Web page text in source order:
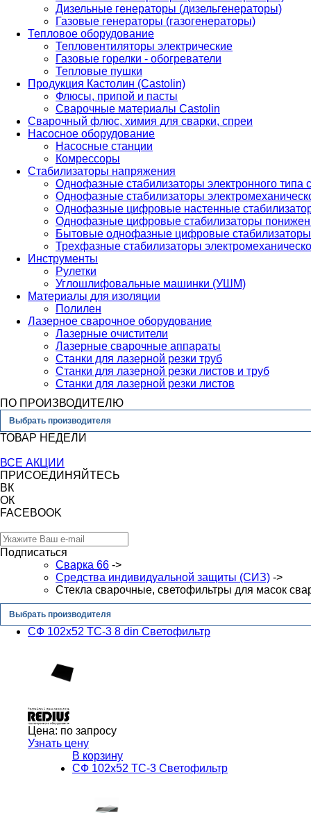
Дизельные генераторы (дизельгенераторы)
Газовые генераторы (газогенераторы)
Тепловое оборудование
Тепловентиляторы электрические
Газовые горелки - обогреватели
Тепловые пушки
Продукция Кастолин (Castolin)
Флюсы, припой и пасты
Сварочные материалы Castolin
Сварочный флюс, химия для сварки, спреи
Насосное оборудование
Насосные станции
Комрессоры
Стабилизаторы напряжения
Однофазные стабилизаторы электронного
Однофазные стабилизаторы
Однофазные цифровые настенные
Однофазные цифровые стабилизаторы
Бытовые однофазные цифровые стабилизаторы
Трехфазные стабилизаторы
Инструменты
Рулетки
Углошлифовальные машинки (УШМ)
Материалы для изоляции
Полилен
Лазерное сварочное оборудование
Лазерные очистители
Лазерные сварочные аппараты
Станки для лазерной резки труб
Станки для лазерной резки листов и труб
Станки для лазерной резки листов
ПО ПРОИЗВОДИТЕЛЮ
Выбрать производителя
ТОВАР НЕДЕЛИ
ВСЕ АКЦИИ
ПРИСОЕДИНЯЙТЕСЬ
ВК
ОК
FACEBOOK
Подписаться
Сварка 66 ->
Средства индивидуальной защиты (СИЗ) ->
Стекла сварочные, светофильтры для масок
Выбрать производителя
СФ 102х52 ТС-3 8 din Светофильтр
Цена: по запросу
Узнать цену
В корзину
СФ 102х52 ТС-3 Светофильтр